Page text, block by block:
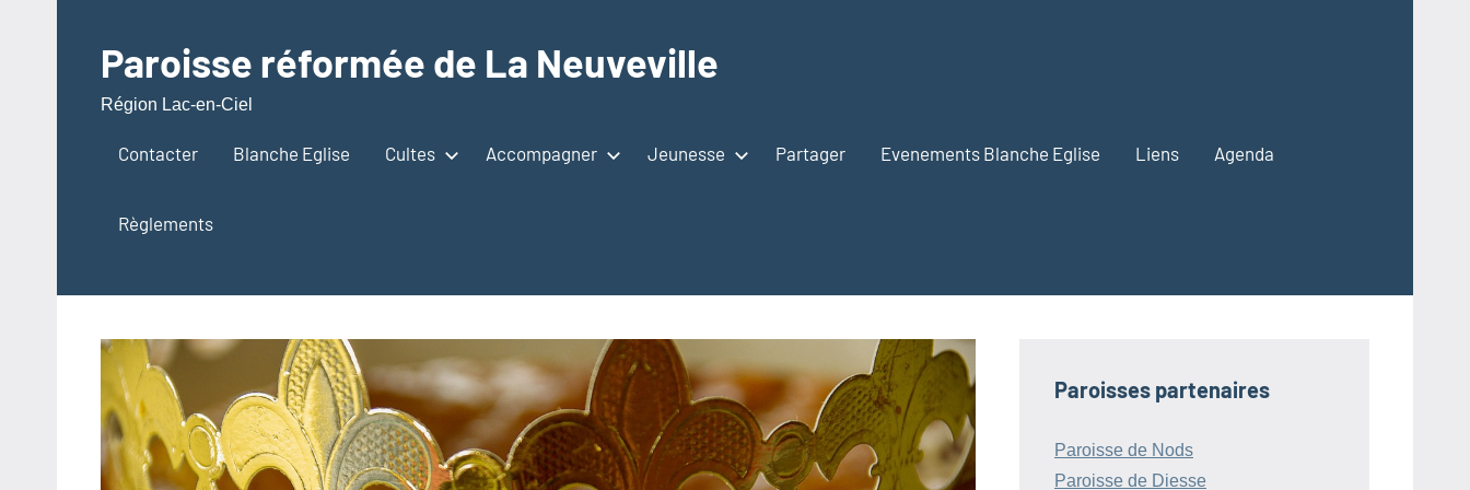
contenuParoisse réformée de La Neuveville
Région Lac-en-Ciel
Contacter Blanche Eglise Cultes Accompagner Jeunesse Partager Evenements Blanche Eglise Liens Agenda
Règlements
Paroisses partenaires
Paroisse de Nods
Paroisse de Diesse